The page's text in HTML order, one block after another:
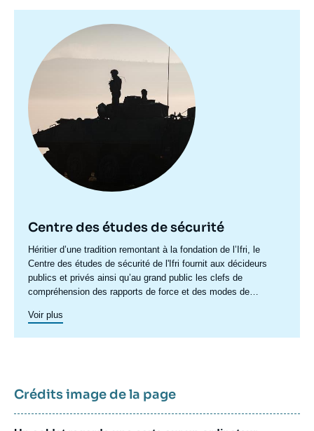
principale
Centre des études de sécurité
Accroche
centre
Héritier d’une tradition remontant à la fondation de l’Ifri, le
Centre des études de sécurité de l'Ifri fournit aux décideurs
publics et privés ainsi qu’au grand public les clefs de
compréhension des rapports de force et des modes de
à la jointure du politique et de l’opérationnel, la crédibilité de
national et international.
Voir plus
Crédits image de la page